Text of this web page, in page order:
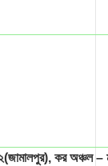
– ২(জামালপুর), কর অঞ্চল